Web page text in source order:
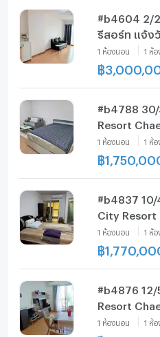
#b4604 2/2/69 ขายคอนโด
รีสอร์ท แจ้ง
1 ห้องนอน 1 ห้อ
฿
#b4788 30/3/69 ข
Resort
สอบถาม ld
1 ห้องนอน 1 ห้อ
฿
#b4837 10/4/
City Resort
สอบถาม ld
1 ห้องนอน 1 ห้อ
฿
#b4876 12/5/69 ขาย
Resort
ld line
1 ห้องนอน 1 ห้อ